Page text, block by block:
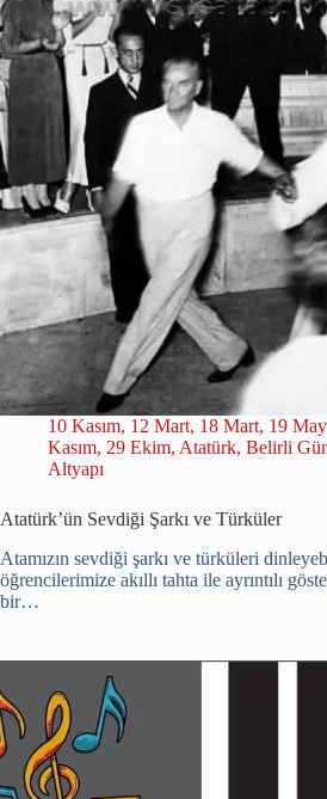
10 Kasım, 12 Mart, 18 Mart, 19
Kasım, 29 Ekim, Atatürk, Belirli
Altyapı
Atatürk’ün Sevdiği Şarkı ve Türküler
Atamızın sevdiği şarkı ve türküleri
öğrencilerimize akıllı tahta ile ayrıntılı
bir…